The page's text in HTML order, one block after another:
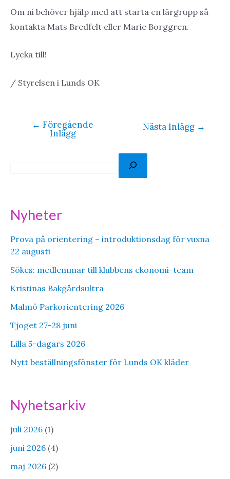
Om ni behöver hjälp med att starta en lärgrupp så
kontakta Mats Bredfelt eller Marie Borggren.
Lycka till!
/ Styrelsen i Lunds OK
Inläggsnavigering
← Föregående
Inlägg
Nästa Inlägg →
Nyheter
Prova på orientering – introduktionsdag för vuxna
22 augusti
Sökes: medlemmar till klubbens ekonomi-team
Kristinas Bakgårdsultra
Malmö Parkorientering 2026
Tjoget 27-28 juni
Lilla 5-dagars 2026
Nytt beställningsfönster för Lunds OK kläder
Nyhetsarkiv
juli 2026 (1)
juni 2026 (4)
maj 2026 (2)